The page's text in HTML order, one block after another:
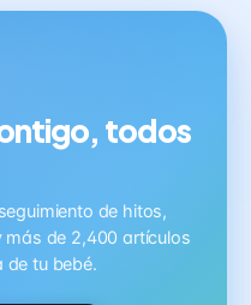
todos
de hitos,
de 2,400 artículos
tu bebé.